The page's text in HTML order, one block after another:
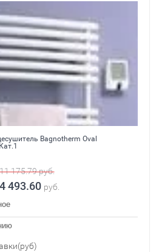
Bagnotherm Oval
175.79руб.
493.60 руб.